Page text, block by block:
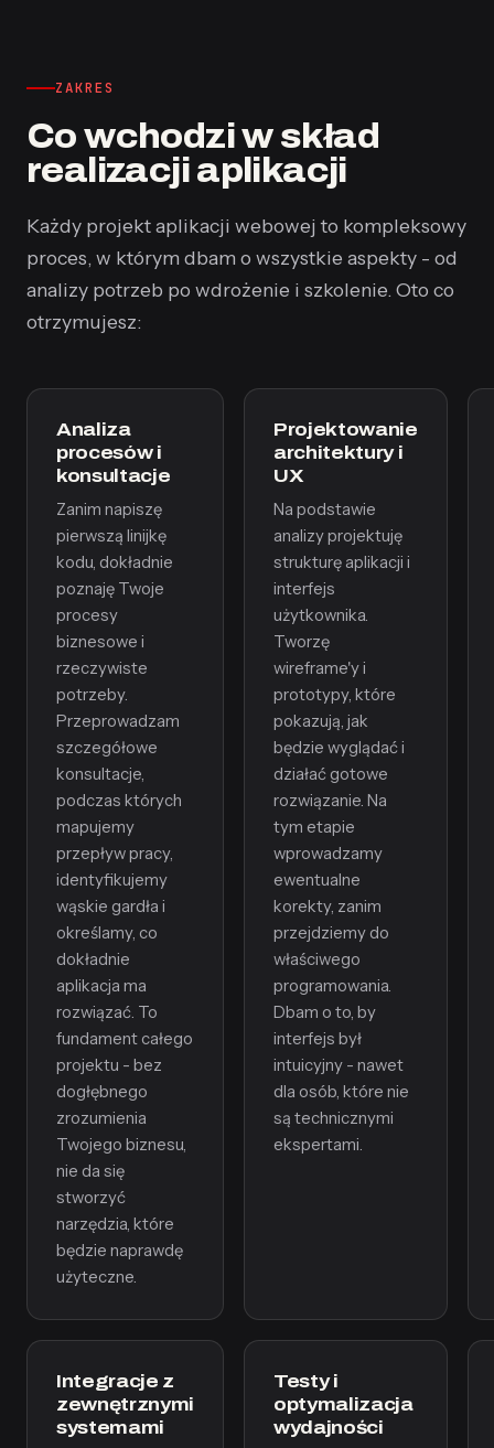
ZAKRES
Co wchodzi w skład
realizacji aplikacji
Każdy projekt aplikacji webowej to kompleksowy
proces, w którym dbam o wszystkie aspekty - od
analizy potrzeb po wdrożenie i szkolenie. Oto co
otrzymujesz:
Analiza
procesów i
konsultacje
Zanim napiszę
pierwszą linijkę
kodu, dokładnie
poznaję Twoje
procesy
biznesowe i
rzeczywiste
potrzeby.
Przeprowadzam
szczegółowe
konsultacje,
podczas których
mapujemy
przepływ pracy,
identyfikujemy
wąskie gardła i
określamy, co
dokładnie
aplikacja ma
rozwiązać. To
fundament całego
projektu - bez
dogłębnego
zrozumienia
Twojego biznesu,
nie da się
stworzyć
narzędzia, które
będzie naprawdę
użyteczne.
Projektowanie
architektury i
UX
Na podstawie
analizy projektuję
strukturę aplikacji i
interfejs
użytkownika.
Tworzę
wireframe'y i
prototypy, które
pokazują, jak
będzie wyglądać i
działać gotowe
rozwiązanie. Na
tym etapie
wprowadzamy
ewentualne
korekty, zanim
przejdziemy do
właściwego
programowania.
Dbam o to, by
interfejs był
intuicyjny - nawet
dla osób, które nie
są technicznymi
ekspertami.
Integracje z
zewnętrznymi
systemami
Testy i
optymalizacja
wydajności